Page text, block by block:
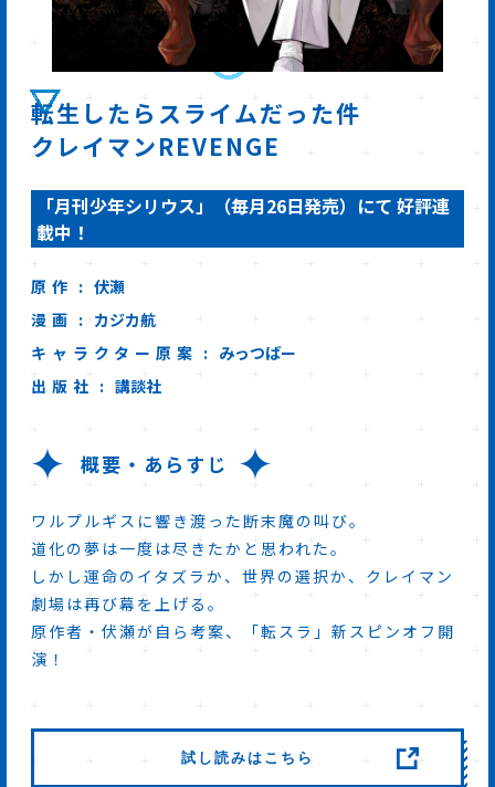
転生したらスライムだった件
クレイマンREVENGE
「月刊少年シリウス」（毎月26日発売）にて 好評連
載中！
原作
伏瀬
漫画
カジカ航
キャラクター原案
みっつばー
出版社
講談社
概要・あらすじ
ワルプルギスに響き渡った断末魔の叫び。
道化の夢は一度は尽きたかと思われた。
しかし運命のイタズラか、世界の選択か、クレイマン
劇場は再び幕を上げる。
原作者・伏瀬が自ら考案、「転スラ」新スピンオフ開
演！
試し読みはこちら